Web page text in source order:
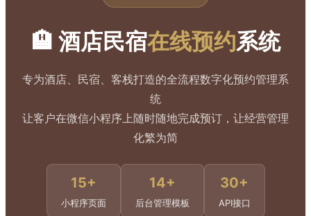
🏨 酒店民宿在线预约系统
专为酒店、民宿、客栈打造的全流程数字化预约管理系
统
让客户在微信小程序上随时随地完成预订，让经营管理
化繁为简
15+
小程序页面
14+
后台管理模板
30+
API接口